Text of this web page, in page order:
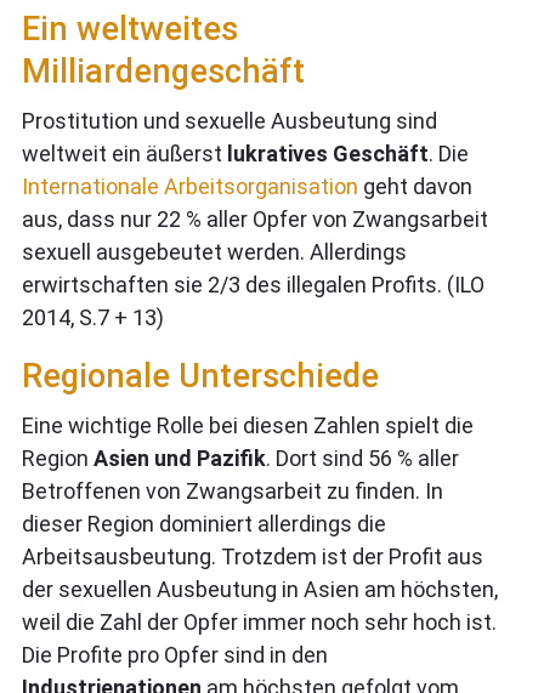
Ein weltweites
Milliardengeschäft
Prostitution und sexuelle Ausbeutung sind
weltweit ein äußerst lukratives Geschäft. Die
Internationale Arbeitsorganisation geht davon
aus, dass nur 22 % aller Opfer von Zwangsarbeit
sexuell ausgebeutet werden. Allerdings
erwirtschaften sie 2/3 des illegalen Profits. (ILO
2014, S.7 + 13)
Regionale Unterschiede
Eine wichtige Rolle bei diesen Zahlen spielt die
Region Asien und Pazifik. Dort sind 56 % aller
Betroffenen von Zwangsarbeit zu finden. In
dieser Region dominiert allerdings die
Arbeitsausbeutung. Trotzdem ist der Profit aus
der sexuellen Ausbeutung in Asien am höchsten,
weil die Zahl der Opfer immer noch sehr hoch ist.
Die Profite pro Opfer sind in den
Industrienationen am höchsten gefolgt vom